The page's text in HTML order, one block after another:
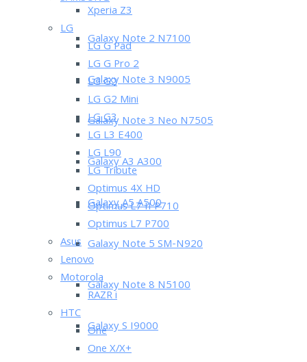
Galaxy Note 2 N7100
Galaxy Note 3 N9005
Galaxy Note 3 Neo N7505
Galaxy A3 A300
Galaxy A5 A500
Galaxy Note 5 SM-N920
Galaxy Note 8 N5100
Galaxy S I9000
Xperia Z3
LG
LG G Pad
LG G Pro 2
LG G2
LG G2 Mini
LG G3
LG L3 E400
LG L90
LG Tribute
Optimus 4X HD
Optimus L7 II P710
Optimus L7 P700
Asus
Lenovo
Motorola
RAZR i
HTC
One
One X/X+